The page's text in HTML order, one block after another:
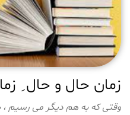
زمان حال و حال
وقتی که به هم دیگر می رسیم ،